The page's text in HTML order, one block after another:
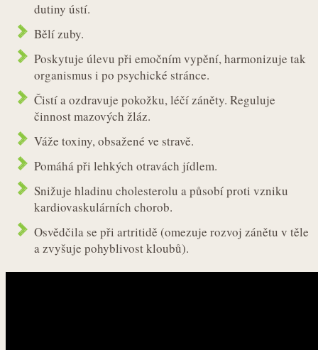
dutiny ústí.
Bělí zuby.
Poskytuje úlevu při emočním vypění, harmonizuje tak
organismus i po psychické stránce.
Čistí a ozdravuje pokožku, léčí záněty. Reguluje
činnost mazových žláz.
Váže toxiny, obsažené ve stravě.
Pomáhá při lehkých otravách jídlem.
Snižuje hladinu cholesterolu a působí proti vzniku
kardiovaskulárních chorob.
Osvědčila se při artritidě (omezuje rozvoj zánětu v těle
a zvyšuje pohyblivost kloubů).